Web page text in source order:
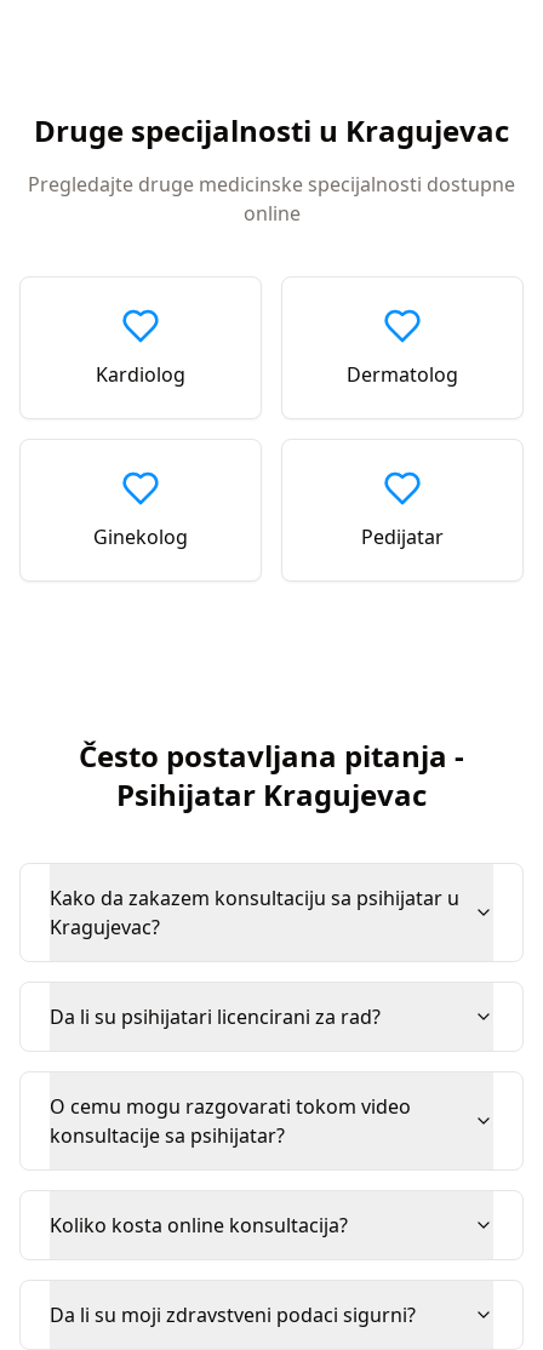
Druge specijalnosti u Kragujevac
Pregledajte druge medicinske specijalnosti dostupne
online
Kardiolog Dermatolog
Ginekolog Pedijatar
Često postavljana pitanja -
Psihijatar Kragujevac
Kako da zakazem konsultaciju sa psihijatar u
Kragujevac?
Da li su psihijatari licencirani za rad?
O cemu mogu razgovarati tokom video
konsultacije sa psihijatar?
Koliko kosta online konsultacija?
Da li su moji zdravstveni podaci sigurni?